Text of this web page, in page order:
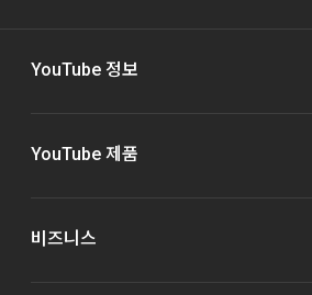
YouTube 정보
YouTube 제품
비즈니스